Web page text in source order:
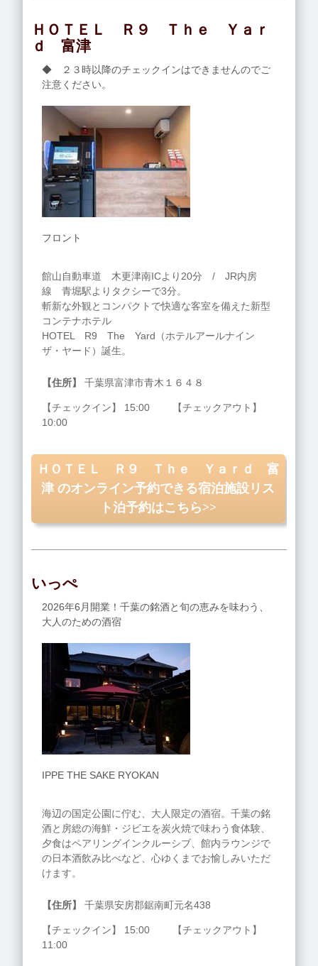
ＨＯＴＥＬ Ｒ９ Ｔｈｅ Ｙａｒ
ｄ 富津
◆ ２３時以降のチェックインはできませんのでご
注意ください。
フロント
館山自動車道 木更津南ICより20分 / JR内房
線 青堀駅よりタクシーで3分。
斬新な外観とコンパクトで快適な客室を備えた新型
コンテナホテル
HOTEL R9 The Yard（ホテルアールナイン
ザ・ヤード）誕生。
【住所】 千葉県富津市青木１６４８
【チェックイン】 15:00 【チェックアウト】
10:00
ＨＯＴＥＬ Ｒ９ Ｔｈｅ Ｙａｒｄ 富
津 のオンライン予約できる宿泊施設リス
ト泊予約はこちら>>
いっぺ
2026年6月開業！千葉の銘酒と旬の恵みを味わう、
大人のための酒宿
IPPE THE SAKE RYOKAN
海辺の国定公園に佇む、大人限定の酒宿。千葉の銘
酒と房総の海鮮・ジビエを炭火焼で味わう食体験、
夕食はペアリングインクルーシブ、館内ラウンジで
の日本酒飲み比べなど、心ゆくまでお愉しみいただ
けます。
【住所】 千葉県安房郡鋸南町元名438
【チェックイン】 15:00 【チェックアウト】
11:00